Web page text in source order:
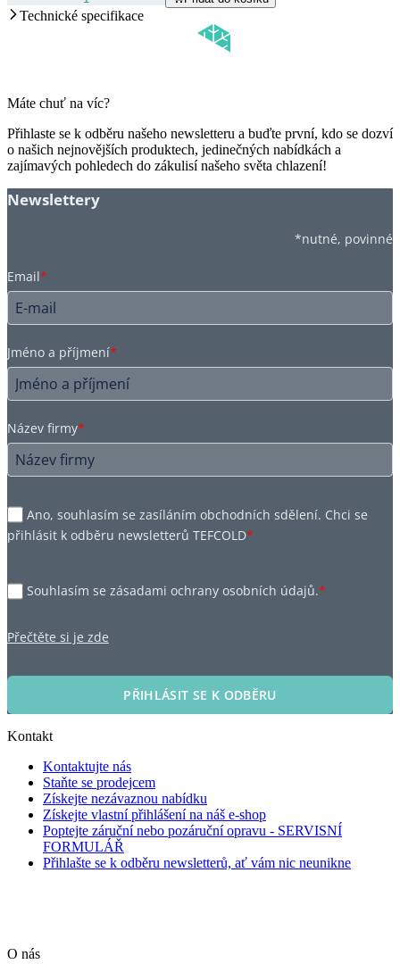
Technické specifikace
Máte chuť na víc?
Přihlaste se k odběru našeho newsletteru a buďte první, kdo se dozví
o našich nejnovějších produktech, jedinečných nabídkách a
zajímavých pohledech do zákulisí našeho světa chlazení!
Newslettery
*nutné, povinné
Email*
Jméno a příjmení*
Název firmy*
Ano, souhlasím se zasíláním obchodních sdělení. Chci se
přihlásit k odběru newsletterů TEFCOLD*
Souhlasím se zásadami ochrany osobních údajů.*
Přečtěte si je zde
PŘIHLÁSIT SE K ODBĚRU
Kontakt
Kontaktujte nás
Staňte se prodejcem
Získejte nezávaznou nabídku
Získejte vlastní přihlášení na náš e-shop
Poptejte záruční nebo pozáruční opravu - SERVISNÍ
FORMULÁŘ
Přihlašte se k odběru newsletterů, ať vám nic neunikne
O nás